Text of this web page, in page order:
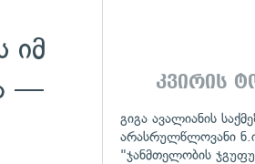
იმ
—
კვირის
გიგა ავალიანის
არასრულწლოვანი
"ჯანმთელობის